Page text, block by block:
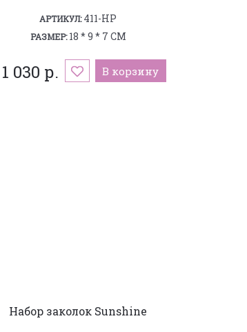
АРТИКУЛ:411-HP
РАЗМЕР:18 * 9 * 7 СМ
1 030 р. В корзину
Набор заколок Sunshine